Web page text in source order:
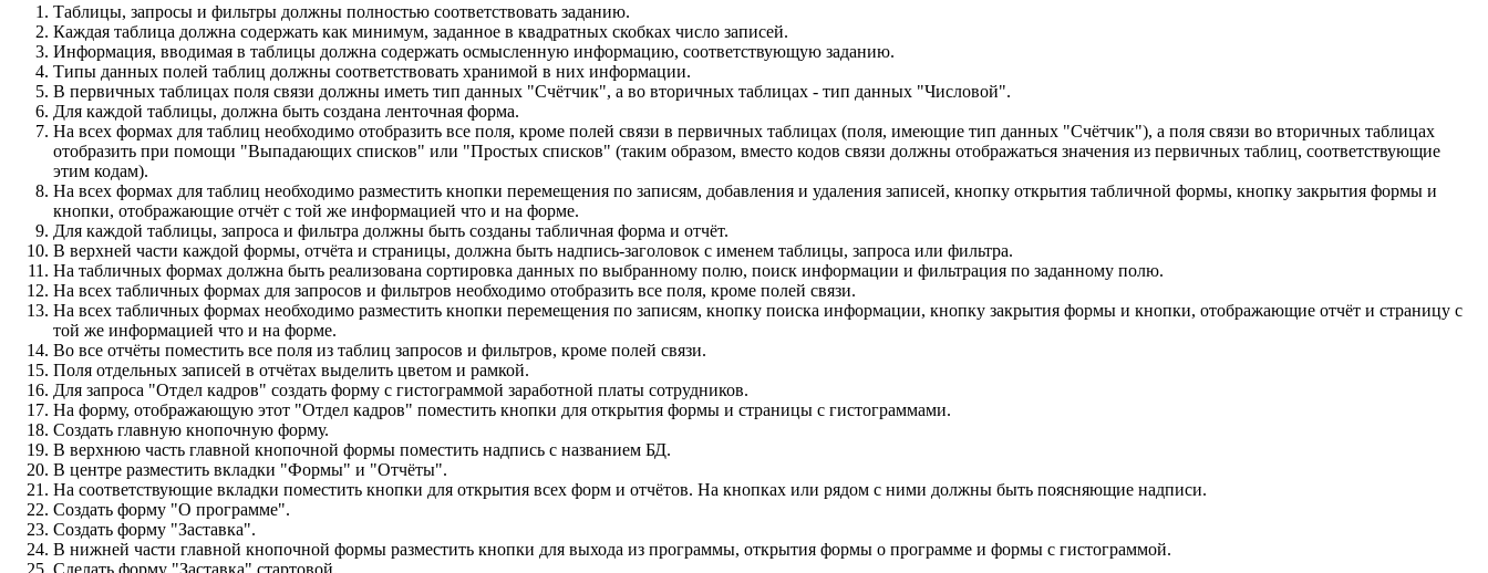
Таблицы, запросы и фильтры должны полностью соответствовать заданию.
Каждая таблица должна содержать как минимум, заданное в квадратных скобках число записей.
Информация, вводимая в таблицы должна содержать осмысленную информацию, соответствующую заданию.
Типы данных полей таблиц должны соответствовать хранимой в них информации.
В первичных таблицах поля связи должны иметь тип данных "Счётчик", а во вторичных таблицах - тип данных "Числовой".
Для каждой таблицы, должна быть создана ленточная форма.
На всех формах для таблиц необходимо отобразить все поля, кроме полей связи в первичных таблицах (поля, имеющие тип данных "Счётчик"), а поля связи во вторичных таблицах
отобразить при помощи "Выпадающих списков" или "Простых списков" (таким образом, вместо кодов связи должны отображаться значения из первичных таблиц, соответствующие
этим кодам).
На всех формах для таблиц необходимо разместить кнопки перемещения по записям, добавления и удаления записей, кнопку открытия табличной формы, кнопку закрытия формы и
кнопки, отображающие отчёт с той же информацией что и на форме.
Для каждой таблицы, запроса и фильтра должны быть созданы табличная форма и отчёт.
В верхней части каждой формы, отчёта и страницы, должна быть надпись-заголовок с именем таблицы, запроса или фильтра.
На табличных формах должна быть реализована сортировка данных по выбранному полю, поиск информации и фильтрация по заданному полю.
На всех табличных формах для запросов и фильтров необходимо отобразить все поля, кроме полей связи.
На всех табличных формах необходимо разместить кнопки перемещения по записям, кнопку поиска информации, кнопку закрытия формы и кнопки, отображающие отчёт и страницу с
той же информацией что и на форме.
Во все отчёты поместить все поля из таблиц запросов и фильтров, кроме полей связи.
Поля отдельных записей в отчётах выделить цветом и рамкой.
Для запроса "Отдел кадров" создать форму с гистограммой заработной платы сотрудников.
На форму, отображающую этот "Отдел кадров" поместить кнопки для открытия формы и страницы с гистограммами.
Создать главную кнопочную форму.
В верхнюю часть главной кнопочной формы поместить надпись с названием БД.
В центре разместить вкладки "Формы" и "Отчёты".
На соответствующие вкладки поместить кнопки для открытия всех форм и отчётов. На кнопках или рядом с ними должны быть поясняющие надписи.
Создать форму "О программе".
Создать форму "Заставка".
В нижней части главной кнопочной формы разместить кнопки для выхода из программы, открытия формы о программе и формы с гистограммой.
Сделать форму "Заставка" стартовой.